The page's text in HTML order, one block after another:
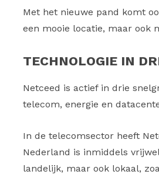
Met het nieuwe pand komt
een mooie locatie, maar ook
TECHNOLOGIE IN
Netceed is actief in drie
telecom, energie en
In de telecomsector heeft
Nederland is inmiddels
landelijk, maar ook lokaal,